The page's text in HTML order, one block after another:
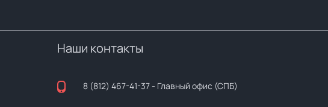
Наши контакты
8 (812) 467-41-37- Главный офис (СПБ)